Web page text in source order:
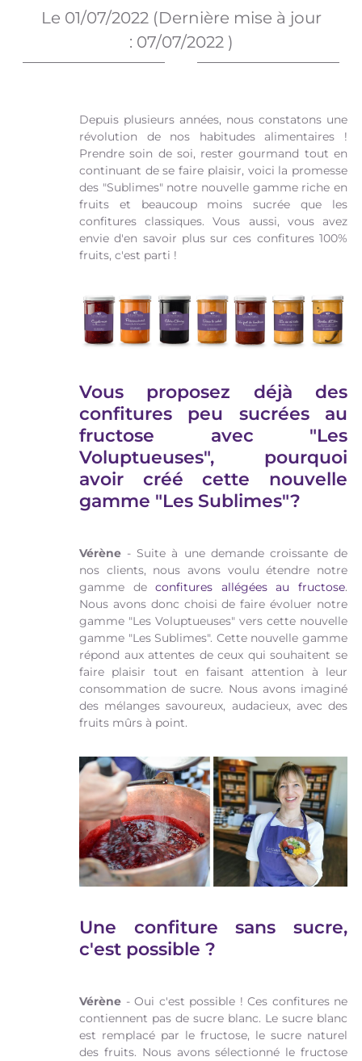
Le 01/07/2022 (Dernière mise à jour
: 07/07/2022 )
Depuis plusieurs années, nous constatons une
révolution de nos habitudes alimentaires !
Prendre soin de soi, rester gourmand tout en
continuant de se faire plaisir, voici la promesse
des "Sublimes" notre nouvelle gamme riche en
fruits et beaucoup moins sucrée que les
confitures classiques. Vous aussi, vous avez
envie d'en savoir plus sur ces confitures 100%
fruits, c'est parti !
Vous proposez déjà des
confitures peu sucrées au
fructose avec "Les
Voluptueuses", pourquoi
avoir créé cette nouvelle
gamme "Les Sublimes"?
Vérène - Suite à une demande croissante de
nos clients, nous avons voulu étendre notre
gamme deconfitures allégées au fructose.
Nous avons donc choisi de faire évoluer notre
gamme "Les Voluptueuses" vers cette nouvelle
gamme "Les Sublimes". Cette nouvelle gamme
répond aux attentes de ceux qui souhaitent se
faire plaisir tout en faisant attention à leur
consommation de sucre. Nous avons imaginé
des mélanges savoureux, audacieux, avec des
fruits mûrs à point.
Une confiture sans sucre,
c'est possible ?
Vérène - Oui c'est possible ! Ces confitures ne
contiennent pas de sucre blanc. Le sucre blanc
est remplacé par le fructose, le sucre naturel
des fruits. Nous avons sélectionné le fructose